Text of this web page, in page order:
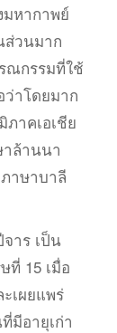
หากาพย์
วนมาก
ณกรรมที่ใช้
าโดยมาก
าคเอเชีย
ล้านนา
าษาบาลี
าร เป็น
ที่ 15 เมื่อ
เผยแพร่
มีอายุเก่า